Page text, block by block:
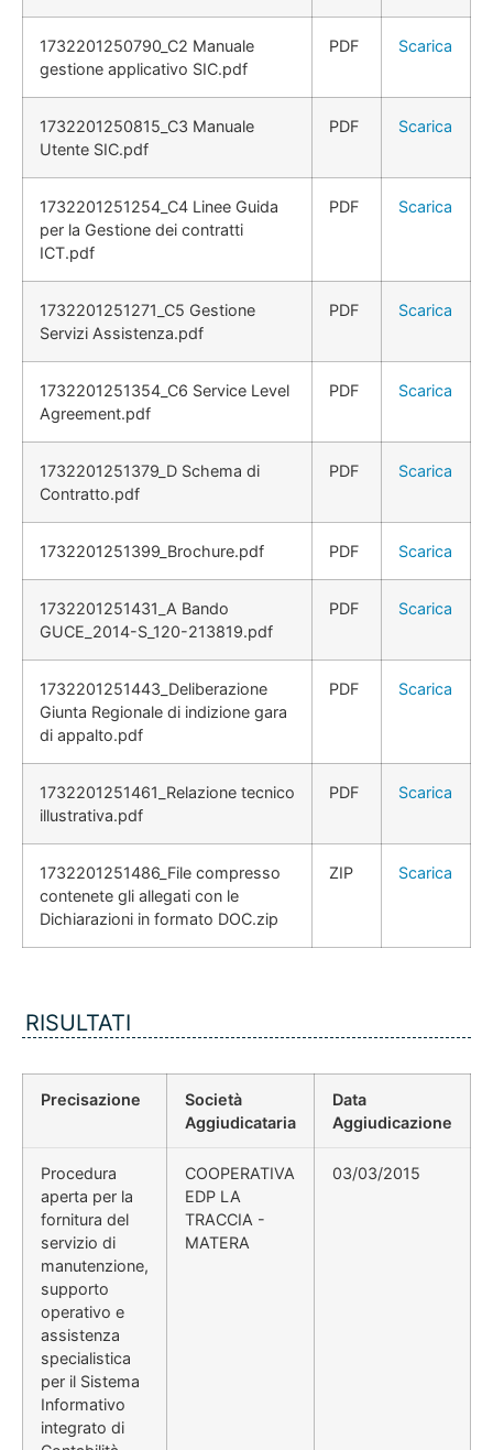
1732201250790_C2 Manuale
gestione applicativo SIC.pdf
PDF Scarica
1732201250815_C3 Manuale
Utente SIC.pdf
PDF Scarica
1732201251254_C4 Linee Guida
per la Gestione dei contratti
ICT.pdf
PDF Scarica
1732201251271_C5 Gestione
Servizi Assistenza.pdf
PDF Scarica
1732201251354_C6 Service Level
Agreement.pdf
PDF Scarica
1732201251379_D Schema di
Contratto.pdf
PDF Scarica
1732201251399_Brochure.pdf PDF Scarica
1732201251431_A Bando
GUCE_2014-S_120-213819.pdf
PDF Scarica
1732201251443_Deliberazione
Giunta Regionale di indizione gara
di appalto.pdf
PDF Scarica
1732201251461_Relazione tecnico
illustrativa.pdf
PDF Scarica
1732201251486_File compresso
contenete gli allegati con le
Dichiarazioni in formato DOC.zip
ZIP Scarica
RISULTATI
Precisazione
Società
Aggiudicataria
Data
Aggiudicazione
Procedura
aperta per la
fornitura del
servizio di
manutenzione,
supporto
operativo e
assistenza
specialistica
per il Sistema
Informativo
integrato di
COOPERATIVA
EDP LA
TRACCIA -
MATERA
03/03/2015